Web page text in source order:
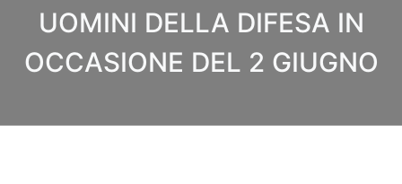
UOMINI DELLA DIFESA IN
OCCASIONE DEL 2 GIUGNO